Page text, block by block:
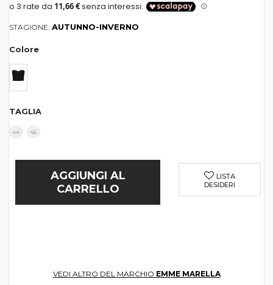
STAGIONE: AUTUNNO-INVERNO
Colore
TAGLIA
44 46
AGGIUNGI AL
CARRELLO
LISTA
DESIDERI
VEDI ALTRO DEL MARCHIO EMME MARELLA